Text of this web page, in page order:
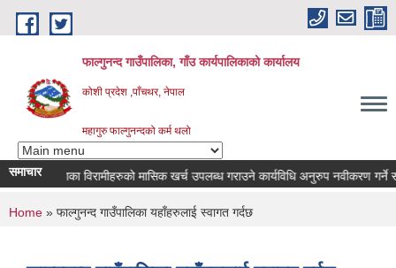
Skip to main content
फाल्गुनन्द गाउँपालिका, गाँउ कार्यपालिकाको कार्यालय
कोशी प्रदेश ,पाँचथर, नेपाल
महागुरु फाल्गुनन्दको कर्म थलो
समाचार
विभिन्न रोगका विरामीहरुको मासिक खर्च उपलब्ध गराउने कार्यविधि अनुरुप नवीकरण गर्ने
You are here
Home » फाल्गुनन्द गाउँपालिका यहाँहरुलाई स्वागत गर्दछ